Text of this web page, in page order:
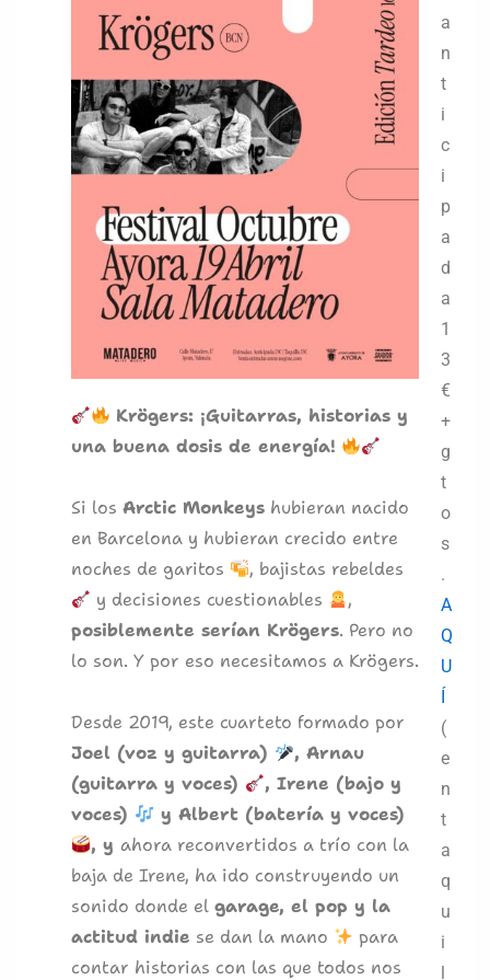
Krögers: ¡Guitarras, historias y
una buena dosis de energía!
Si los Arctic Monkeys hubieran nacido
en Barcelona y hubieran crecido entre
noches de garitos
, bajistas rebeldes
y decisiones cuestionables
,
posiblemente serían Krögers. Pero no
lo son. Y por eso necesitamos a Krögers.
Desde 2019, este cuarteto formado por
Joel (voz y guitarra)
, Arnau
(guitarra y voces)
, Irene (bajo y
voces)
y Albert (batería y voces)
, y ahora reconvertidos a trío con la
baja de Irene, ha ido construyendo un
sonido donde el garage, el pop y la
actitud indie se dan la mano
para
contar historias con las que todos nos
a
n
t
i
c
i
p
a
d
a
1
3
€
+
g
t
o
s
.
A
Q
U
(
e
n
t
a
q
u
i